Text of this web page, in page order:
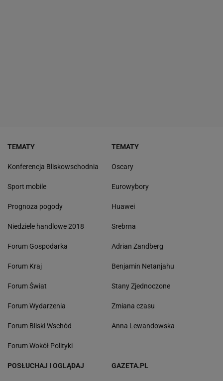
TEMATY
Konferencja Bliskowschodnia
Sport mobile
Prognoza pogody
Niedziele handlowe 2018
Forum Gospodarka
Forum Kraj
Forum Świat
Forum Wydarzenia
Forum Bliski Wschód
Forum Wokół Polityki
TEMATY
Oscary
Eurowybory
Huawei
Srebrna
Adrian Zandberg
Benjamin Netanjahu
Stany Zjednoczone
Zmiana czasu
Anna Lewandowska
POSŁUCHAJ I OGLĄDAJ GAZETA.PL